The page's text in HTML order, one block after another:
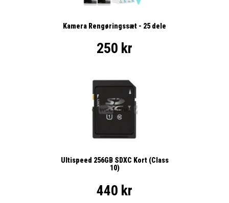
Kamera Rengøringssæt - 25 dele
250 kr
Ultispeed 256GB SDXC Kort (Class
10)
440 kr